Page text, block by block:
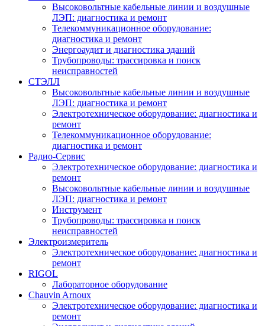
Высоковольтные кабельные линии и воздушные
ЛЭП: диагностика и ремонт
Телекоммуникационное оборудование:
диагностика и ремонт
Энергоаудит и диагностика зданий
Трубопроводы: трассировка и поиск
неисправностей
СТЭЛЛ
Высоковольтные кабельные линии и воздушные
ЛЭП: диагностика и ремонт
Электротехническое оборудование: диагностика и
ремонт
Телекоммуникационное оборудование:
диагностика и ремонт
Радио-Cервис
Электротехническое оборудование: диагностика и
ремонт
Высоковольтные кабельные линии и воздушные
ЛЭП: диагностика и ремонт
Инструмент
Трубопроводы: трассировка и поиск
неисправностей
Электроизмеритель
Электротехническое оборудование: диагностика и
ремонт
RIGOL
Лабораторное оборудование
Chauvin Arnoux
Электротехническое оборудование: диагностика и
ремонт